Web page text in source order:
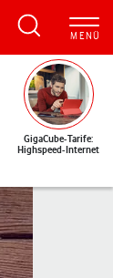
GigaCube-Tarife:
Highspeed-Internet